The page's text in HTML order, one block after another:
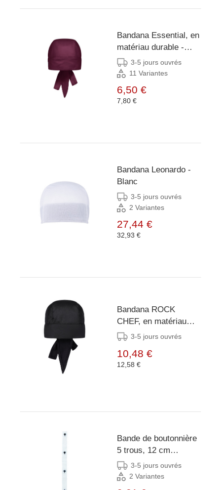
Bandana Essential, en
matériau durable -
Aubergine
3-5 jours ouvrés
11 Variantes
6,50 €
7,80 €
Bandana Leonardo -
Blanc
3-5 jours ouvrés
2 Variantes
27,44 €
32,93 €
Bandana ROCK
CHEF, en matériau
durable - Noir
3-5 jours ouvrés
10,48 €
12,58 €
Bande de boutonnière
5 trous, 12 cm
d'espacement, 2
pièces / paquet -
3-5 jours ouvrés
2 Variantes